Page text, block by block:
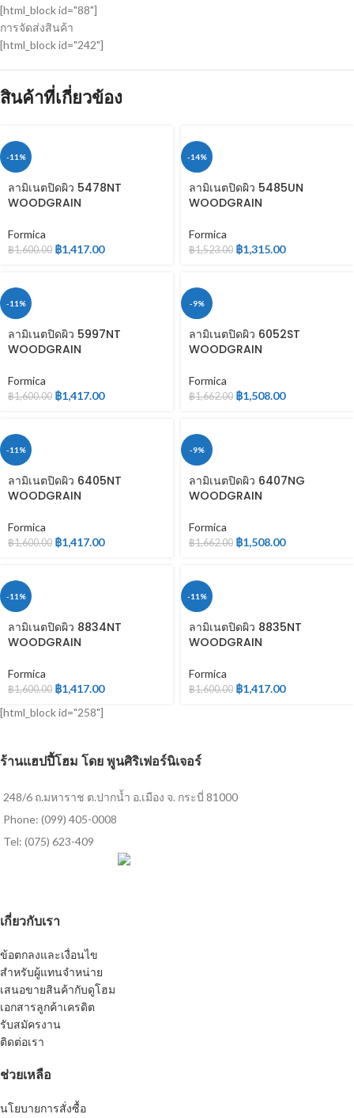
[html_block id="88"]
การจัดส่งสินค้า
[html_block id="242"]
สินค้าที่เกี่ยวข้อง
-11%
ลามิเนตปิดผิว 5478NT
WOODGRAIN
Formica
฿1,600.00 ฿1,417.00
-14%
ลามิเนตปิดผิว 5485UN
WOODGRAIN
Formica
฿1,523.00 ฿1,315.00
-11%
ลามิเนตปิดผิว 5997NT
WOODGRAIN
Formica
฿1,600.00 ฿1,417.00
-9%
ลามิเนตปิดผิว 6052ST
WOODGRAIN
Formica
฿1,662.00 ฿1,508.00
-11%
ลามิเนตปิดผิว 6405NT
WOODGRAIN
Formica
฿1,600.00 ฿1,417.00
-9%
ลามิเนตปิดผิว 6407NG
WOODGRAIN
Formica
฿1,662.00 ฿1,508.00
-11%
ลามิเนตปิดผิว 8834NT
WOODGRAIN
Formica
฿1,600.00 ฿1,417.00
-11%
ลามิเนตปิดผิว 8835NT
WOODGRAIN
Formica
฿1,600.00 ฿1,417.00
[html_block id="258"]
ร้านแฮปปี้โฮม โดย พูนศิริเฟอร์นิเจอร์
248/6 ถ.มหาราช ต.ปากน้ำ อ.เมือง จ. กระบี่ 81000
Phone: (099) 405-0008
Tel: (075) 623-409
เกี่ยวกับเรา
ข้อตกลงและเงื่อนไข
สำหรับผู้แทนจำหน่าย
เสนอขายสินค้ากับดูโฮม
เอกสารลูกค้าเครดิต
รับสมัครงาน
ติดต่อเรา
ช่วยเหลือ
นโยบายการสั่งซื้อ